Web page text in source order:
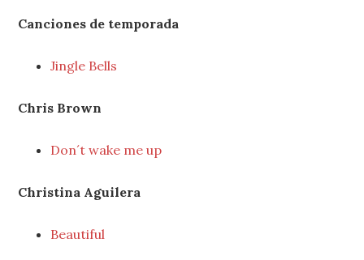
Canciones de temporada
Jingle Bells
Chris Brown
Don´t wake me up
Christina Aguilera
Beautiful